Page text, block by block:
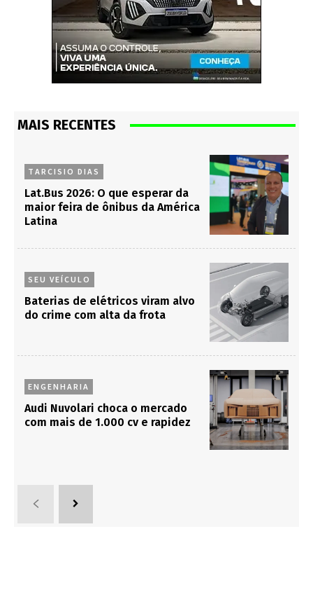
MAIS RECENTES
TARCISIO DIAS
Lat.Bus 2026: O que esperar da
maior feira de ônibus da América
Latina
SEU VEÍCULO
Baterias de elétricos viram alvo
do crime com alta da frota
ENGENHARIA
Audi Nuvolari choca o mercado
com mais de 1.000 cv e rapidez